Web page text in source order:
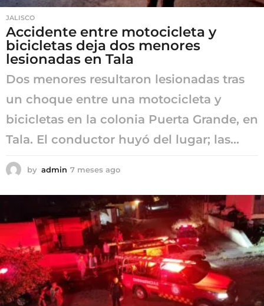
JALISCO
Accidente entre motocicleta y
bicicletas deja dos menores
lesionadas en Tala
Dos menores resultaron lesionadas tras
un choque entre una motocicleta y
bicicletas en la colonia Puerta Grande, en
Tala. El conductor huyó del lugar; las...
by admin 7 meses ago
s
e
a
g
o